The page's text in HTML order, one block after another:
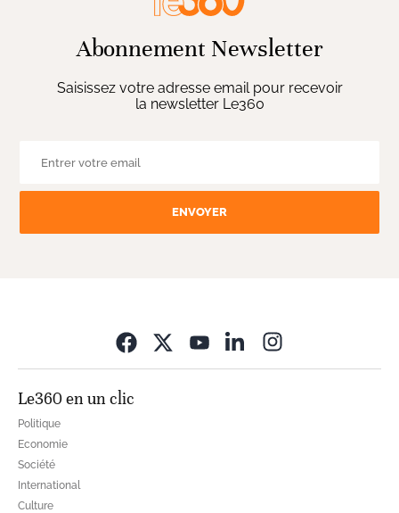
Abonnement Newsletter
Saisissez votre adresse email pour recevoir
la newsletter Le360
ENVOYER
Le360 en un clic
Politique
Economie
Société
International
Culture